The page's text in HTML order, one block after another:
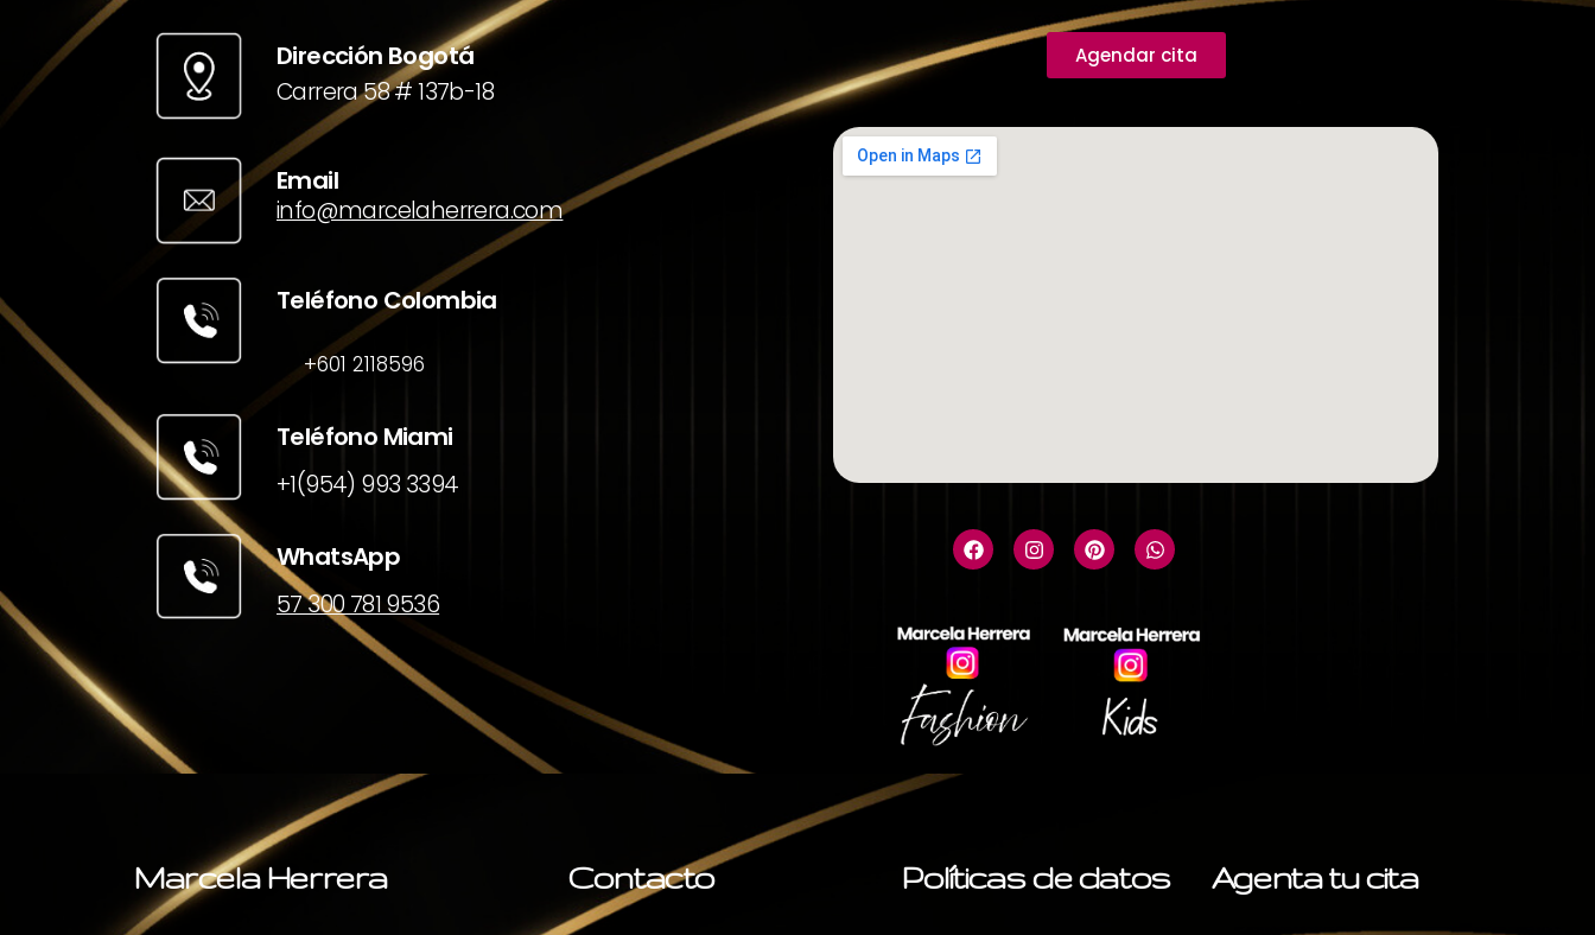
Dirección Bogotá
Carrera 58 # 137b-18
Email
info@marcelaherrera.com
Teléfono Colombia
+601 2118596
Teléfono Miami
+1(954) 993 3394
WhatsApp
57 300 781 9536
Agendar cita
Marcela Herrera Contacto Políticas de datos Agenta tu cita